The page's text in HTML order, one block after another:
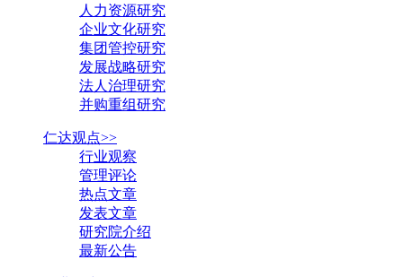
人力资源研究
企业文化研究
集团管控研究
发展战略研究
法人治理研究
并购重组研究
仁达观点>>
行业观察
管理评论
热点文章
发表文章
研究院介绍
最新公告